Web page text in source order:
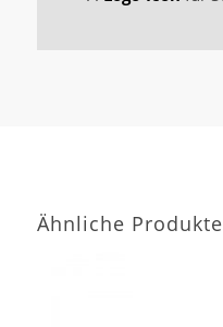
Ähnliche Produkte